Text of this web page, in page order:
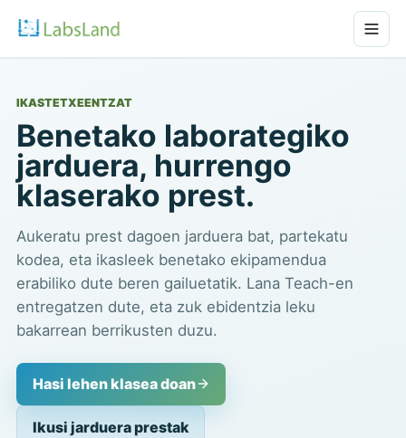
IKASTETXEENTZAT
Benetako laborategiko
jarduera, hurrengo
klaserako prest.
Aukeratu prest dagoen jarduera bat, partekatu
kodea, eta ikasleek benetako ekipamendua
erabiliko dute beren gailuetatik. Lana Teach-en
entregatzen dute, eta zuk ebidentzia leku
bakarrean berrikusten duzu.
Hasi lehen klasea doan
Ikusi jarduera prestak